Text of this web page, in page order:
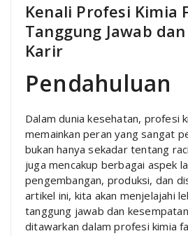
Kenali Profesi Kimia
Tanggung Jawab
Karir
Pendahuluan
Dalam dunia kesehatan, profesi
memainkan peran yang sangat
bukan hanya sekadar tentang
juga mencakup berbagai aspek
pengembangan, produksi, dan
artikel ini, kita akan menjelajahi
tanggung jawab dan
ditawarkan dalam profesi kimia